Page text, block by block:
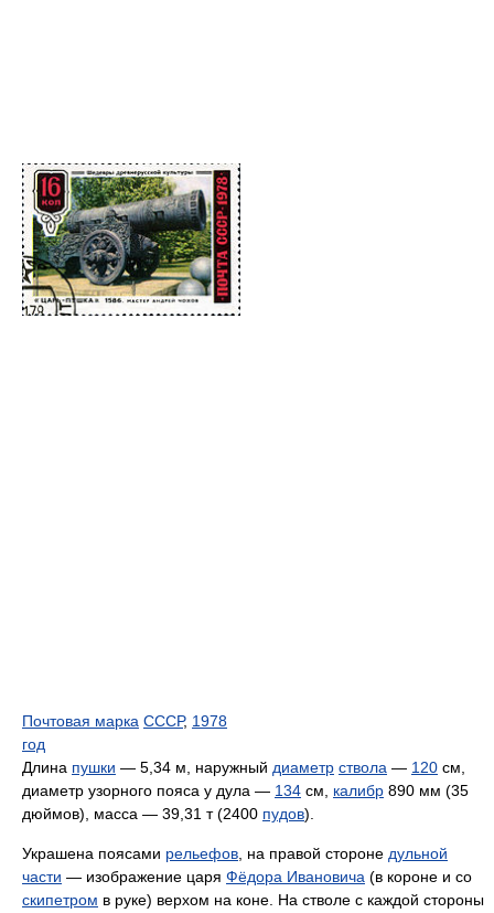
Почтовая марка СССР, 1978
год
Длина пушки — 5,34 м, наружный диаметр ствола — 120 см,
диаметр узорного пояса у дула — 134 см, калибр 890 мм (35
дюймов), масса — 39,31 т (2400 пудов).
Украшена поясами рельефов, на правой стороне дульной
части — изображение царя Фёдора Ивановича (в короне и со
скипетром в руке) верхом на коне. На стволе с каждой стороны